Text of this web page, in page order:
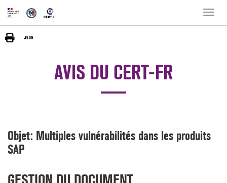
Toggle
AVIS DU CERT-FR
Objet: Multiples vulnérabilités dans les produits
SAP